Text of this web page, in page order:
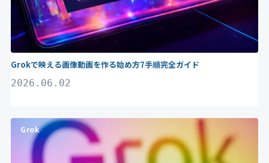
Grokで映える画像動画を作る始め方7手順完全ガイド
2026.06.02
Grok